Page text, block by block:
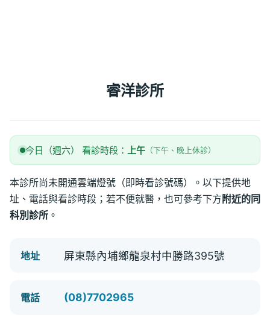
睿洋診所
今日（週六） 看診時段： 上午 （下午、晚上休診）
本診所尚未開通雲端燈號（即時看診號碼）。以下提供地
址、電話與看診時段；若不便就醫，也可參考下方 附近的同
科別診所 。
地址 屏東縣內埔鄉龍泉村中勝路395號
電話 (08)7702965